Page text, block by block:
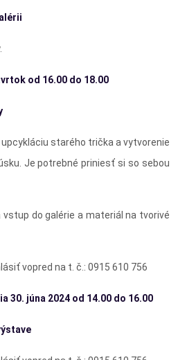
od 16.00 do 18.00
starého trička a vytvorenie
Je potrebné priniesť si so sebou
vstup do galérie a materiál na tvorivé
vopred na t. č.: 0915 610 756
30. júna 2024 od 14.00 do 16.00